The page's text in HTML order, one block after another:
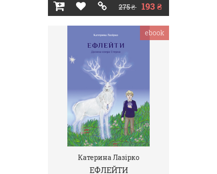
275 ₴ 193 ₴
Катерина Лазірко
ЕФЛЕЙТИ
ebook